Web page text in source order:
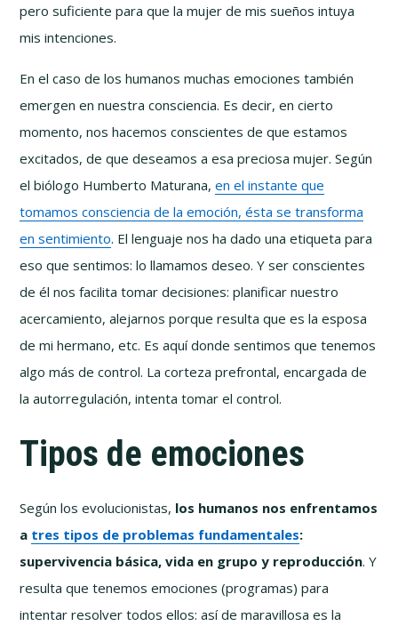
pero suficiente para que la mujer de mis sueños intuya
mis intenciones.
En el caso de los humanos muchas emociones también
emergen en nuestra consciencia. Es decir, en cierto
momento, nos hacemos conscientes de que estamos
excitados, de que deseamos a esa preciosa mujer. Según
el biólogo Humberto Maturana,en el instante que
tomamos consciencia de la emoción, ésta se transforma
en sentimiento. El lenguaje nos ha dado una etiqueta para
eso que sentimos: lo llamamos deseo. Y ser conscientes
de él nos facilita tomar decisiones: planificar nuestro
acercamiento, alejarnos porque resulta que es la esposa
de mi hermano, etc. Es aquí donde sentimos que tenemos
algo más de control. La corteza prefrontal, encargada de
la autorregulación, intenta tomar el control.
Tipos de emociones
Según los evolucionistas, los humanos nos enfrentamos
a tres tipos de problemas fundamentales:
supervivencia básica, vida en grupo y reproducción. Y
resulta que tenemos emociones (programas) para
intentar resolver todos ellos: así de maravillosa es la